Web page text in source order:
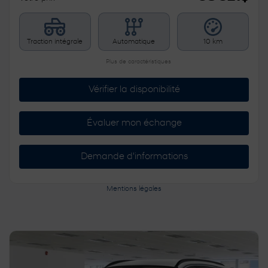
Traction intégrale Automatique 10 km
Plus de caractéristiques
Vérifier la disponibilité
Évaluer mon échange
Demande d'informations
Mentions légales